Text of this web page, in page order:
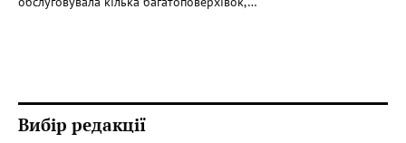
Вибір редакції